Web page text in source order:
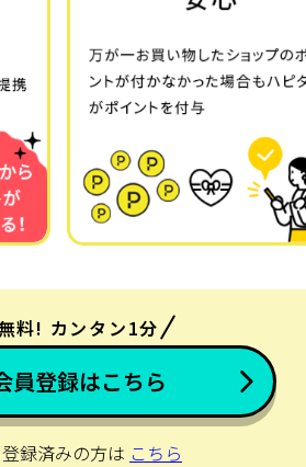
料! カンタン1分
員登録はこちら
録済みの方は こちら